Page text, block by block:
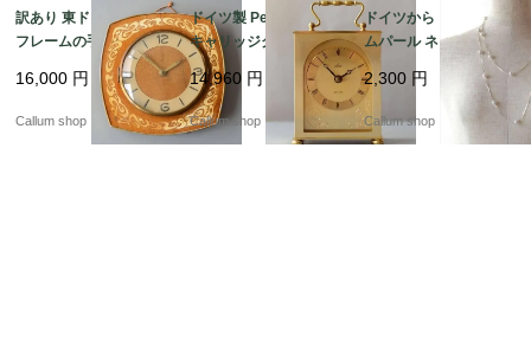
訳あり 東ドイツ製 木製
フレームの手巻き 壁時
計 吊り下げ式 ウッド
クロック 壁掛け時計 ヴ
ィンテージ_260724 ic
16,000 円
Callum shop
ドイツ製 Peter 真鍮の
キャリッジクロック 置
き時計 枕時計 デスクク
ロック ミッドセンチュ
リー ヴィンテージ_260
724 ic0129
14,960 円
Callum shop
ドイツから コスチュー
ムパール ネックレス ロ
ング コスチュームジュ
エリー アクセサリー ア
ンティーク_260727 ia
0046
2,300 円
Callum shop